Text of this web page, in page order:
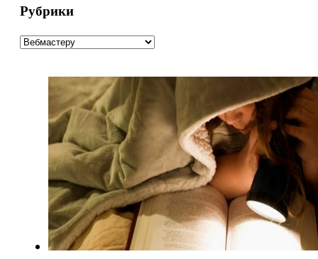
Рубрики
Рубрики